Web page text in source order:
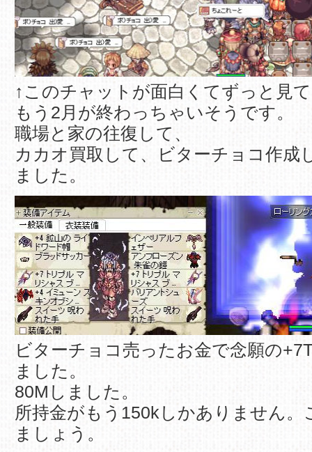
↑このチャットが面白くてずっと見
もう2月が終わっちゃいそうです。
職場と家の往復して、
カカオ買取して、ビターチョコ作成
ました。
ビターチョコ売ったお金で念願の
ました。
80Mしました。
所持金がもう150kしかありません。
ましょう。